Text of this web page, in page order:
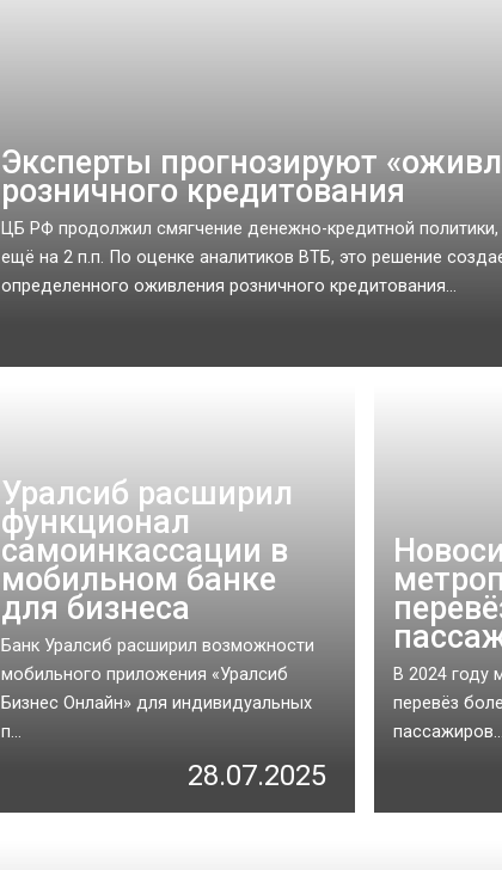
Эксперты прогнозируют
розничного кредитования
ЦБ РФ продолжил смягчение денежно-кредитной
ещё на 2 п.п. По оценке аналитиков ВТБ, это решение
определенного оживления розничного кредитования...
Уралсиб расширил
функционал
самоинкассации в
мобильном банке
для бизнеса
Банк Уралсиб расширил возможности
мобильного приложения «Уралсиб
Бизнес Онлайн» для индивидуальных
п...
28.07.2025
В 2024 году
перевёз